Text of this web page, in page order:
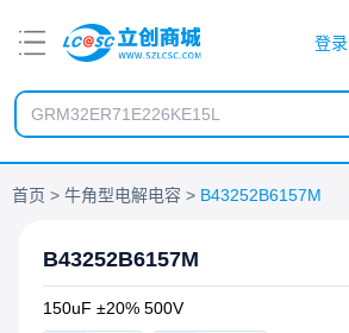
登录
首页 牛角型电解电容 B43252B6157M
B43252B6157M
150uF ±20% 500V